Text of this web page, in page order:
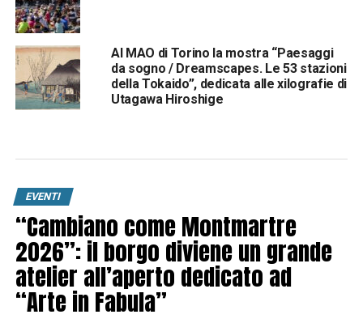
Al MAO di Torino la mostra “Paesaggi
da sogno / Dreamscapes. Le 53 stazioni
della Tokaido”, dedicata alle xilografie di
Utagawa Hiroshige
EVENTI
“Cambiano come Montmartre
2026”: il borgo diviene un grande
atelier all’aperto dedicato ad
“Arte in Fabula”